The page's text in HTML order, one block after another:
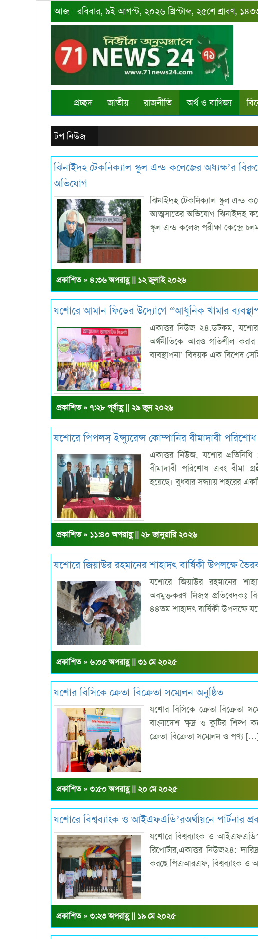
আজ - রবিবার, ৯ই আগস্ট, ২০২৬ খ্রিস্টাব্দ, ২৫শে শ্রাবণ,
প্রচ্ছদ জাতীয় রাজনীতি অর্থ ও বাণিজ্য
টপ নিউজ
ঝিনাইদহ টেকনিক্যাল স্কুল এন্ড কলেজের অধ্যক্ষ’র
অভিযোগ
ঝিনাইদহ টেকনিক্যাল স্কুল এন্ড
আত্মসাতের অভিযোগ ​ঝিনাইদহ
স্কুল এন্ড কলেজ পরীক্ষা কেন্দ্রে
প্রকাশিত » ৪:৩৬ অপরাহ্ণ || ১২ জুলাই ২০২৬
যশোরে আমান ফিডের উদ্যোগে “আধুনিক খামার
একাত্তর নিউজ ২৪.ডটকম,
অর্থনীতিকে আরও গতিশীল
ব্যবস্থাপনা’ বিষয়ক এক বিশেষ
প্রকাশিত » ৭:২৮ পূর্বাহ্ণ || ২৯ জুন ২০২৬
যশোরে পিপলস্ ইন্স্যুরেন্স কোম্পানির বীমাদাবী
একাত্তর নিউজ, যশোর
বীমাদাবী পরিশোধ এবং বীমা
হয়েছে। বুধবার সন্ধ্যায় শহরের
প্রকাশিত » ১১:৪০ অপরাহ্ণ || ২৮ জানুয়ারি ২০২৬
যশোরে জিয়াউর রহমানের শাহাদৎ বার্ষিকী উপলক্ষে
যশোরে জিয়াউর রহমানের
অবমুক্তকরণ নিজস্ব প্রতিবেদকঃ
৪৪তম শাহাদৎ বার্ষিকী উপলক্ষে
প্রকাশিত » ৬:০৫ অপরাহ্ণ || ৩১ মে ২০২৫
যশোর বিসিকে ক্রেতা-বিক্রেতা সম্মেলন অনুষ্ঠিত
যশোর বিসিকে ক্রেতা-বিক্রেতা
বাংলাদেশ ক্ষুদ্র ও কুটির শিল্প
ক্রেতা-বিক্রেতা সম্মেলন ও পণ্য
প্রকাশিত » ৩:৫০ অপরাহ্ণ || ২০ মে ২০২৫
যশোরে বিশ্বব্যাংক ও আইএফএডি’রঅর্থায়নে পার্টনার
যশোরে বিশ্বব্যাংক ও
রিপোর্টার,একাত্তর নিউজ২৪:
করছে পিএআরএফ, বিশ্বব্যাংক ও
প্রকাশিত » ৩:২৩ অপরাহ্ণ || ১৯ মে ২০২৫